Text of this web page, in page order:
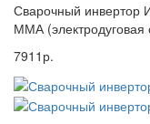
Сварочный инвертор
ММА
7911р.